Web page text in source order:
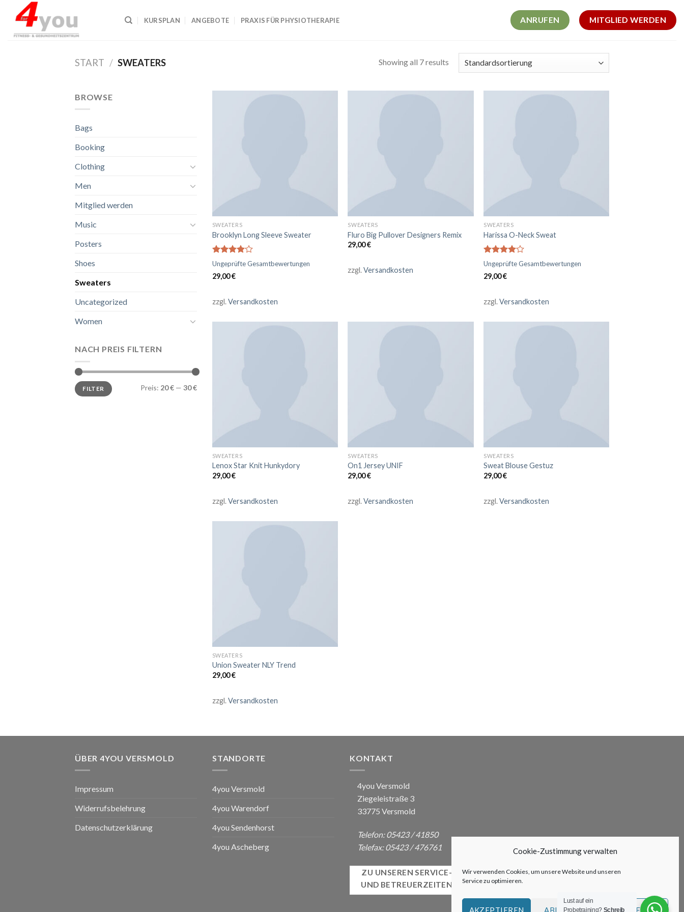
Cookie-Zustimmung verwalten
Wir verwenden Cookies, um unsere Website und unseren
Service zu optimieren.
AKZEPTIEREN ABLEHNEN VORLIEBEN
content
KURSPLAN ANGEBOTE PRAXIS FÜR PHYSIOTHERAPIE ANRUFEN MITGLIED WERDEN
START / SWEATERS Showing all 7 results
BROWSE
Bags
Booking
Clothing
Men
Mitglied werden
Music
Posters
Shoes
Sweaters
Uncategorized
Women
NACH PREIS FILTERN
Min.
Preis
Max.
PreisFILTER Preis: 20 € — 30 €
SWEATERS
Brooklyn Long Sleeve Sweater
Bewertet
mit4.00
von 5
Ungeprüfte Gesamtbewertungen
29,00€
zzgl.Versandkosten
SWEATERS
Fluro Big Pullover Designers Remix
29,00€
zzgl.Versandkosten
SWEATERS
Harissa O-Neck Sweat
Bewertet
mit4.00
von 5
Ungeprüfte Gesamtbewertungen
29,00€
zzgl.Versandkosten
SWEATERS
Lenox Star Knit Hunkydory
29,00€
zzgl.Versandkosten
SWEATERS
On1 Jersey UNIF
29,00€
zzgl.Versandkosten
SWEATERS
Sweat Blouse Gestuz
29,00€
zzgl.Versandkosten
SWEATERS
Union Sweater NLY Trend
29,00€
zzgl.Versandkosten
ÜBER 4YOU VERSMOLD
Impressum
Widerrufsbelehrung
Datenschutzerklärung
STANDORTE
4you Versmold
4you Warendorf
4you Sendenhorst
4you Ascheberg
KONTAKT
4you Versmold
Ziegeleistraße 3
33775 Versmold
Telefon: 05423 / 41850
Telefax: 05423 / 476761
ZU UNSEREN SERVICE-
UND BETREUERZEITEN
Lust auf ein
Probetraining? Schreib